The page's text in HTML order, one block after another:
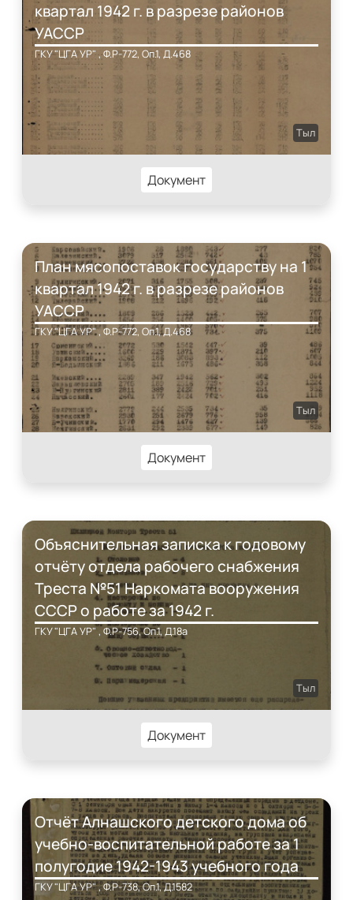
квартал 1942 г. в разрезе районов
УАССР
ГКУ "ЦГА УР" , Ф.Р-772, Оп.1, Д.468
Тыл
Документ
План мясопоставок государству на 1
квартал 1942 г. в разрезе районов
УАССР
ГКУ "ЦГА УР" , Ф.Р-772, Оп.1, Д.468
Тыл
Документ
Объяснительная записка к годовому
отчёту отдела рабочего снабжения
Треста №51 Наркомата вооружения
СССР о работе за 1942 г.
ГКУ "ЦГА УР" , Ф.Р-756, Оп.1, Д.18а
Тыл
Документ
Отчёт Алнашского детского дома об
учебно-воспитательной работе за 1
полугодие 1942-1943 учебного года
ГКУ "ЦГА УР" , Ф.Р-738, Оп.1, Д.1582